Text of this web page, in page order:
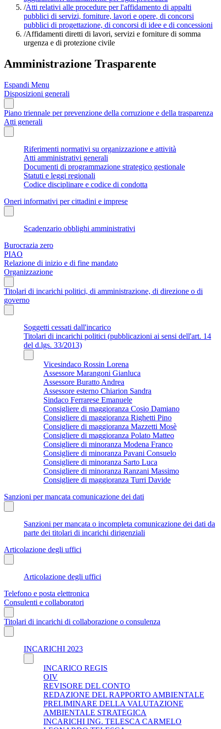
/Atti relativi alle procedure per l'affidamento di appalti
pubblici di servizi, forniture, lavori e opere, di concorsi
pubblici di progettazione, di concorsi di idee e di concessioni
/Affidamenti diretti di lavori, servizi e forniture di somma
urgenza e di protezione civile
Amministrazione Trasparente
Espandi Menu
Disposizioni generali
Piano triennale per prevenzione della corruzione e della trasparenza
Atti generali
Riferimenti normativi su organizzazione e attività
Atti amministrativi generali
Documenti di programmazione strategico gestionale
Statuti e leggi regionali
Codice disciplinare e codice di condotta
Oneri informativi per cittadini e imprese
Scadenzario obblighi amministrativi
Burocrazia zero
PIAO
Relazione di inizio e di fine mandato
Organizzazione
Titolari di incarichi politici, di amministrazione, di direzione o di
governo
Soggetti cessati dall'incarico
Titolari di incarichi politici (pubblicazioni ai sensi dell'art. 14
del d.lgs. 33/2013)
Vicesindaco Rossin Lorena
Assessore Marangoni Gianluca
Assessore Buratto Andrea
Assessore esterno Chiarion Sandra
Sindaco Ferrarese Emanuele
Consigliere di maggioranza Cosio Damiano
Consigliere di maggioranza Righetti Pino
Consigliere di maggioranza Mazzetti Mosè
Consigliere di maggioranza Polato Matteo
Consigliere di minoranza Modena Franco
Consigliere di minoranza Pavani Consuelo
Consigliere di minoranza Sarto Luca
Consigliere di minoranza Ranzani Massimo
Consigliere di maggioranza Turri Davide
Sanzioni per mancata comunicazione dei dati
Sanzioni per mancata o incompleta comunicazione dei dati da
parte dei titolari di incarichi dirigenziali
Articolazione degli uffici
Articolazione degli uffici
Telefono e posta elettronica
Consulenti e collaboratori
Titolari di incarichi di collaborazione o consulenza
INCARICHI 2023
INCARICO REGIS
OIV
REVISORE DEL CONTO
REDAZIONE DEL RAPPORTO AMBIENTALE
PRELIMINARE DELLA VALUTAZIONE
AMBIENTALE STRATEGICA
INCARICHI ING. TELESCA CARMELO